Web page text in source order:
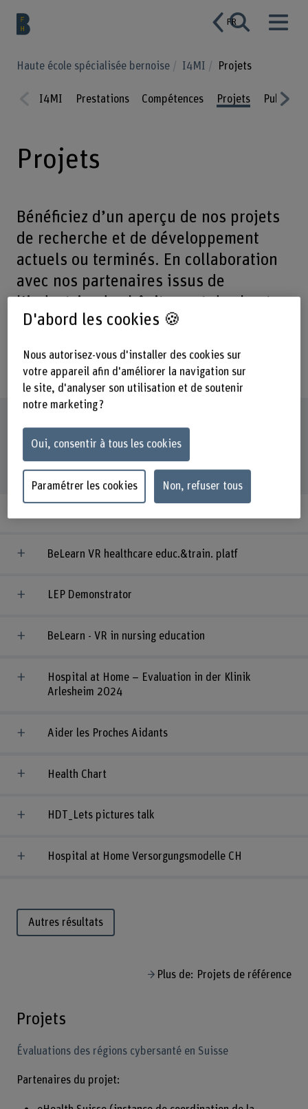
FR
Haute école spécialisée bernoise I4MI Projets
ious
I4MI Prestations Compétences Projets
Projets
Bénéficiez d’un aperçu de nos projets
de recherche et de développement
actuels ou terminés. En collaboration
avec nos partenaires issus de
l’industrie, des hôpitaux et des hautes
écoles, nous favorisons le passage au
numérique dans le secteur de la santé
– au profit des patients.
Plus de: Projets de référence
BeLearn VR healthcare educ.&train. platf
LEP Demonstrator
BeLearn - VR in nursing education
Hospital at Home – Evaluation in der Klinik
Arlesheim 2024
Aider les Proches Aidants
Health Chart
HDT_Lets pictures talk
Hospital at Home Versorgungsmodelle CH
Autres résultats
Plus de: Projets de référence
Projets
Évaluations des régions cybersanté en Suisse
Partenaires du projet:
D'abord les cookies 🍪
Nous autorisez-vous d'installer des cookies sur
votre appareil afin d'améliorer la navigation sur
le site, d'analyser son utilisation et de soutenir
notre marketing ?
Oui, consentir à tous les cookies
Paramétrer les cookies Non, refuser tous